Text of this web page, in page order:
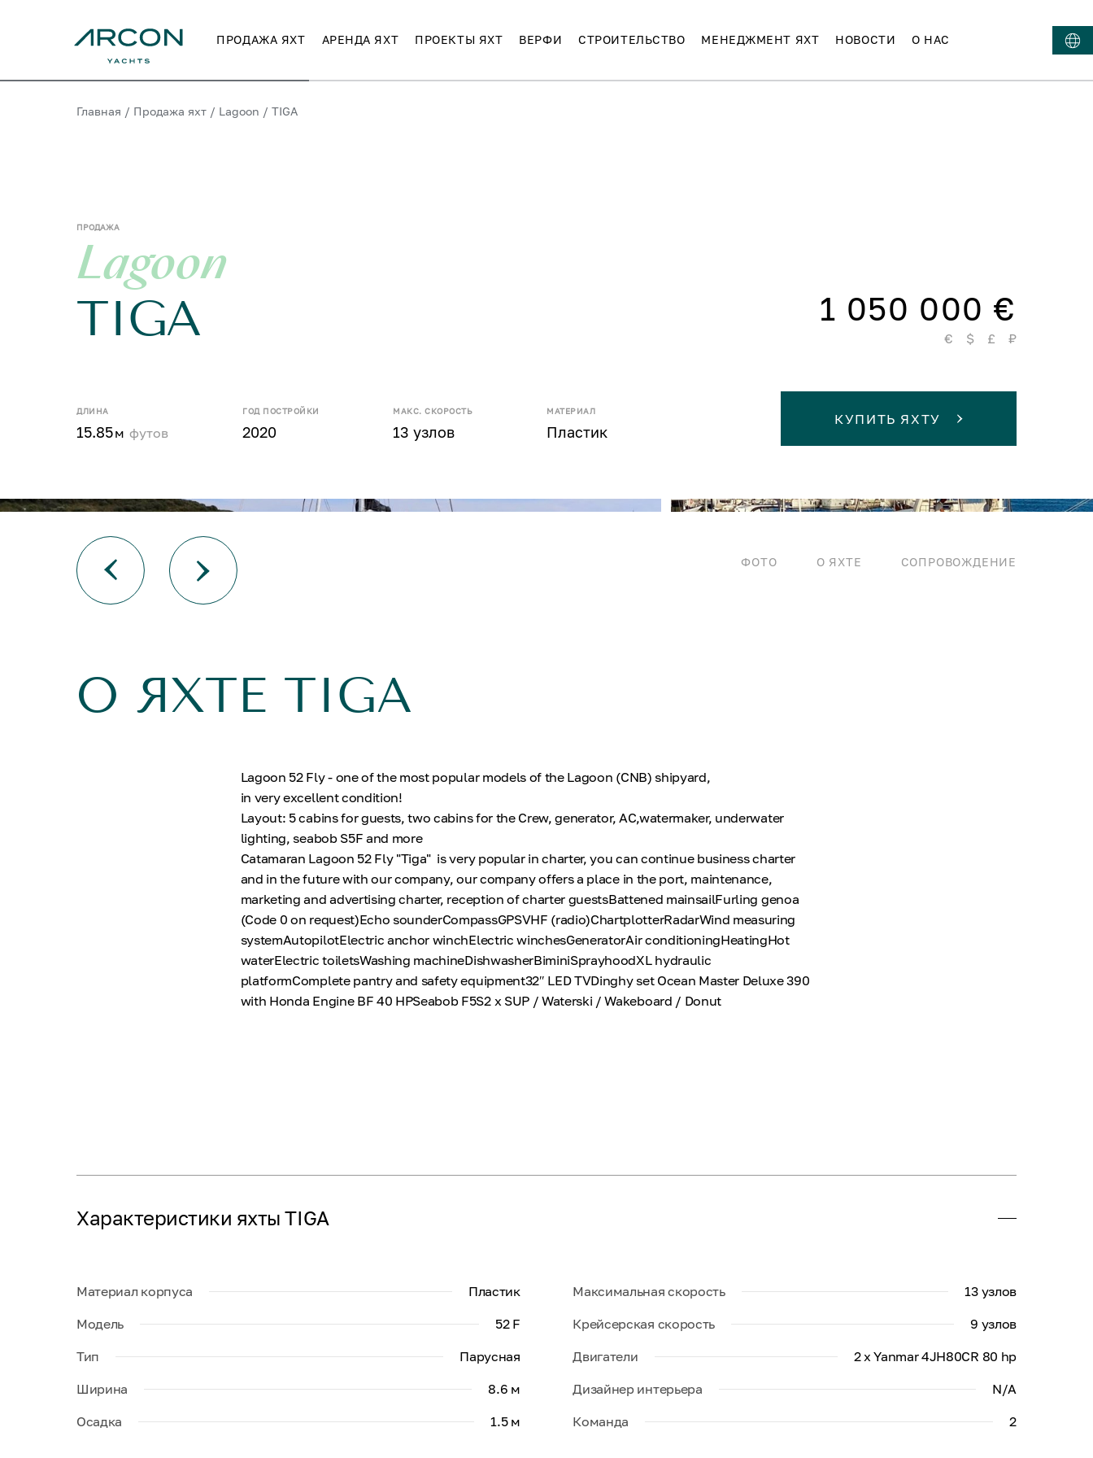
ПРОДАЖА ЯХТ АРЕНДА ЯХТ ПРОЕКТЫ ЯХТ ВЕРФИ СТРОИТЕЛЬСТВО МЕНЕДЖМЕНТ ЯХТ НОВОСТИ О НАС
Главная / Продажа яхт / Lagoon / TIGA
ПРОДАЖА
Lagoon
TIGA 1 050 000 €
€ $ £ ₽
ДЛИНА
15.85м футов
ГОД ПОСТРОЙКИ
2020
МАКС. СКОРОСТЬ
13 узлов
МАТЕРИАЛ
Пластик
КУПИТЬ ЯХТУ
ФОТО О ЯХТЕ СОПРОВОЖДЕНИЕ
О ЯХТЕ TIGA
Lagoon 52 Fly - one of the most popular models of the Lagoon (CNB) shipyard,
in very excellent condition!
Layout: 5 cabins for guests, two cabins for the Crew, generator, AC,watermaker, underwater
lighting, seabob S5F and more
Catamaran Lagoon 52 Fly "Tiga" is very popular in charter, you can continue business charter
and in the future with our company, our company offers a place in the port, maintenance,
marketing and advertising charter, reception of charter guestsBattened mainsailFurling genoa
(Code 0 on request)Echo sounderCompassGPSVHF (radio)ChartplotterRadarWind measuring
systemAutopilotElectric anchor winchElectric winchesGeneratorAir conditioningHeatingHot
waterElectric toiletsWashing machineDishwasherBiminiSprayhoodXL hydraulic
platformComplete pantry and safety equipment32″ LED TVDinghy set Ocean Master Deluxe 390
with Honda Engine BF 40 HPSeabob F5S2 x SUP / Waterski / Wakeboard / Donut
Характеристики яхты TIGA
Материал корпуса
Пластик
Модель
52 F
Тип
Парусная
Ширина
8.6 м
Осадка
1.5 м
Максимальная скорость
13 узлов
Крейсерская скорость
9 узлов
Двигатели
2 x Yanmar 4JH80CR 80 hp
Дизайнер интерьера
N/A
Команда
2